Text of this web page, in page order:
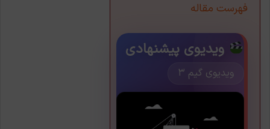
فهرست مقاله
ویدیوی پیشنهادی
ویدیوی گیم ۳